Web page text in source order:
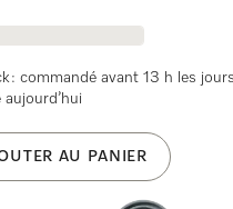
: commandé avant 13 h les
aujourd’hui
AU PANIER